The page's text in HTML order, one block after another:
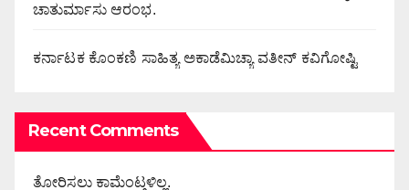
ಚಾತುರ್ಮಾಸು ಆರಂಭ.
ಕರ್ನಾಟಕ ಕೊಂಕಣಿ ಸಾಹಿತ್ಯ ಅಕಾಡೆಮಿಚ್ಯಾ ವತೀನ್ ಕವಿಗೋಷ್ಟಿ
Recent Comments
ತೋರಿಸಲು ಕಾಮೆಂಟ್ಗಳಿಲ್ಲ.